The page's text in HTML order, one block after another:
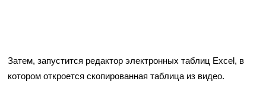
Затем, запустится редактор электронных таблиц Excel, в
котором откроется скопированная таблица из видео.